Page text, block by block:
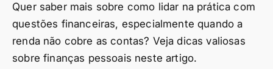
Quer saber mais sobre como lidar na prática com
questões financeiras, especialmente quando a
renda não cobre as contas? Veja dicas valiosas
sobre finanças pessoais neste artigo.